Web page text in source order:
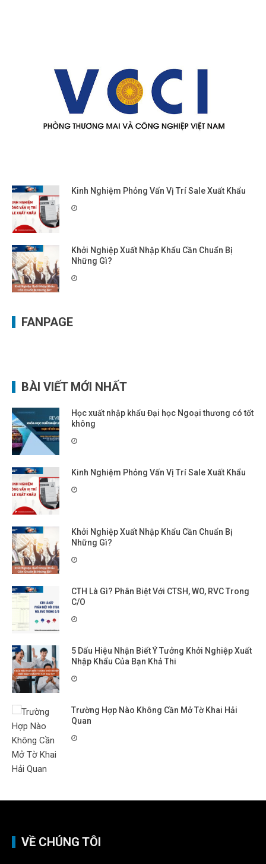
Kinh Nghiệm Phỏng Vấn Vị Trí Sale Xuất Khẩu
Khởi Nghiệp Xuất Nhập Khẩu Cần Chuẩn Bị
Những Gì?
FANPAGE
BÀI VIẾT MỚI NHẤT
Học xuất nhập khẩu Đại học Ngoại thương có tốt
không
Kinh Nghiệm Phỏng Vấn Vị Trí Sale Xuất Khẩu
Khởi Nghiệp Xuất Nhập Khẩu Cần Chuẩn Bị
Những Gì?
CTH Là Gì? Phân Biệt Với CTSH, WO, RVC Trong
C/O
5 Dấu Hiệu Nhận Biết Ý Tưởng Khởi Nghiệp Xuất
Nhập Khẩu Của Bạn Khả Thi
Trường Hợp Nào Không Cần Mở Tờ Khai Hải
Quan
VỀ CHÚNG TÔI